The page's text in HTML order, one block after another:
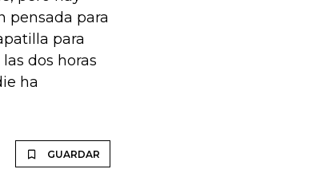
pensada para
para
dos horas
ha
GUARDAR